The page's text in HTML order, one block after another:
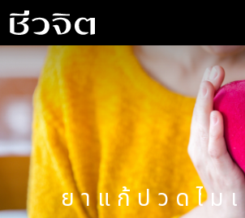
Skip
to
content
ยาแก้ปวดไม